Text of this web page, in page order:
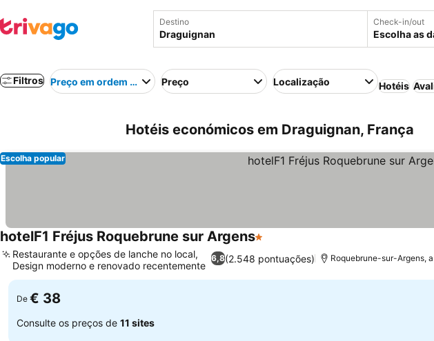
Destino Check-in/out
Escolha as
Filtros Preço em ordem crescentePreço Localização Hotéis
Hotéis económicos em Draguignan, França
Escolha popular
hotelF1 Fréjus Roquebrune sur Argens1 Estrelas
6,8(2.548 pontuações)
Restaurante e opções de lanche no local,
Design moderno e renovado recentemente
Roquebrune-sur-Argens,
De € 38
Consulte os preços de 11 sites